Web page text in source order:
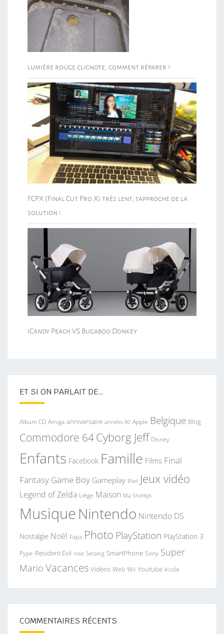
lumière rouge clignote, comment réparer ?
FCPX (Final Cut Pro X) très lent, j’approche de la
solution !
iCandy Peach VS Bugaboo Donkey
ET SI ON PARLAIT DE…
Album CD Amiga anniversaire années 80 Apple Belgique Blog
Commodore 64Cyborg Jeff Disney
Enfants Facebook Famille Films Final
Fantasy Game Boy Gameplay iPad Jeux vidéo
Legend of Zelda Liège Maison Ma Snorkys
MusiqueNintendo Nintendo DS
Nostalgie Noël Papa Photo PlayStation PlayStation 3
Pype Resident Evil rose Seraing SmartPhone Sony Super
Mario Vacances Vidéos Web Wii Youtube école
COMMENTAIRES RÉCENTS